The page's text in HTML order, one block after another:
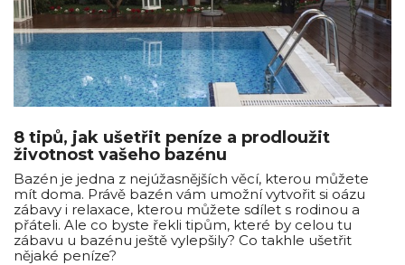
8 tipů, jak ušetřit peníze a prodloužit
životnost vašeho bazénu
Bazén je jedna z nejúžasnějších věcí, kterou můžete
mít doma. Právě bazén vám umožní vytvořit si oázu
zábavy i relaxace, kterou můžete sdílet s rodinou a
přáteli. Ale co byste řekli tipům, které by celou tu
zábavu u bazénu ještě vylepšily? Co takhle ušetřit
nějaké peníze?